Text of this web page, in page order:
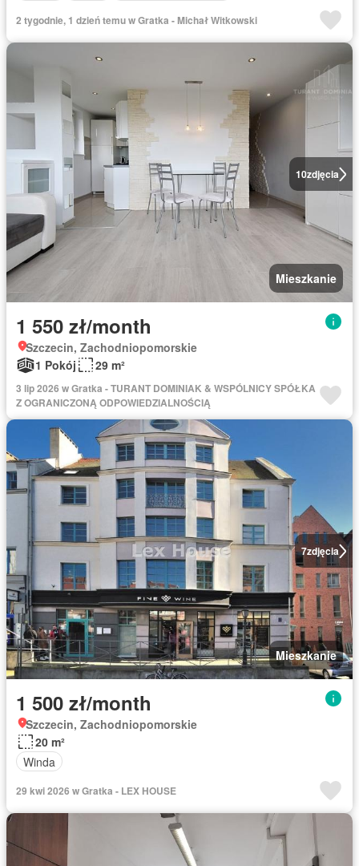
2 tygodnie, 1 dzień temu w Gratka - Michał Witkowski
10zdjęcia
Mieszkanie
1 550 zł/month
Szczecin, Zachodniopomorskie
1 Pokój
29 m²
3 lip 2026 w Gratka - TURANT DOMINIAK & WSPÓLNICY SPÓŁKA
Z OGRANICZONĄ ODPOWIEDZIALNOŚCIĄ
7zdjęcia
Mieszkanie
1 500 zł/month
Szczecin, Zachodniopomorskie
20 m²
Winda
29 kwi 2026 w Gratka - LEX HOUSE